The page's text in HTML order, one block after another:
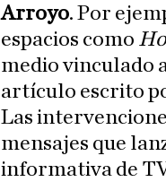
Arroyo. Por
espacios como
medio vinculado
artículo escrito
Las
mensajes que
informativa de